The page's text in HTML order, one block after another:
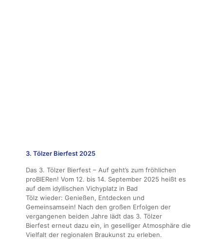
3. Tölzer Bierfest 2025
Das 3. Tölzer Bierfest – Auf geht’s zum fröhlichen
proBIERen! Vom 12. bis 14. September 2025 heißt es
auf dem idyllischen Vichyplatz in Bad
Tölz wieder: Genießen, Entdecken und
Gemeinsamsein! Nach den großen Erfolgen der
vergangenen beiden Jahre lädt das 3. Tölzer
Bierfest erneut dazu ein, in geselliger Atmosphäre die
Vielfalt der regionalen Braukunst zu erleben.